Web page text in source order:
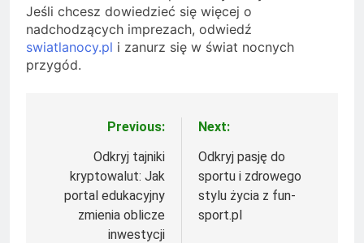
Jeśli chcesz dowiedzieć się więcej o
nadchodzących imprezach, odwiedź
swiatlanocy.pl i zanurz się w świat nocnych
przygód.
NawigacjaPrevious:
Odkryj tajniki
kryptowalut: Jak
portal edukacyjny
zmienia oblicze
inwestycji
Next:
Odkryj pasję do
sportu i zdrowego
stylu życia z fun-
sport.pl